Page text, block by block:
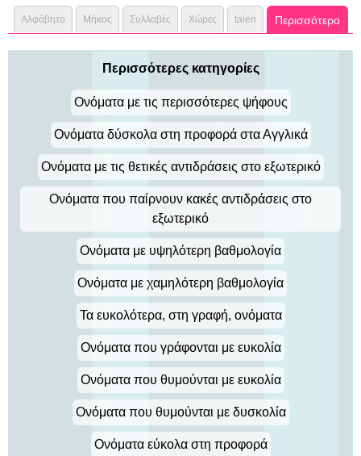
Αλφάβητο Μήκος Συλλαβές Χώρες talen Περισσότερο
Περισσότερες κατηγορίες
Ονόματα με τις περισσότερες ψήφους
Ονόματα δύσκολα στη προφορά στα Αγγλικά
Ονόματα με τις θετικές αντιδράσεις στο εξωτερικό
Ονόματα που παίρνουν κακές αντιδράσεις στο
εξωτερικό
Ονόματα με υψηλότερη βαθμολογία
Ονόματα με χαμηλότερη βαθμολογία
Τα ευκολότερα, στη γραφή, ονόματα
Ονόματα που γράφονται με ευκολία
Ονόματα που θυμούνται με ευκολία
Ονόματα που θυμούνται με δυσκολία
Ονόματα εύκολα στη προφορά